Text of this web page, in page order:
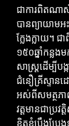
ជាការពិតណា
បានព្យាយាមអ
ក្លែងក្លាយ។
១៥០ឆ្នាំកន្លង
សាស្ត្រដើម្បីប
ជំនឿគ្រីស្ទាន
អស់ពីសមត្ថភ
វត្តមានជាប្រ